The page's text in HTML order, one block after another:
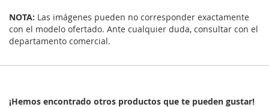
NOTA: Las imágenes pueden no corresponder exactamente
con el modelo ofertado. Ante cualquier duda, consultar con el
departamento comercial.
¡Hemos encontrado otros productos que te pueden gustar!